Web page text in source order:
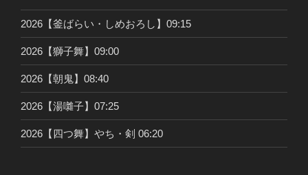
2026【釜ばらい・しめおろし】09:15
2026【獅子舞】09:00
2026【朝鬼】08:40
2026【湯囃子】07:25
2026【四つ舞】やち・剣 06:20